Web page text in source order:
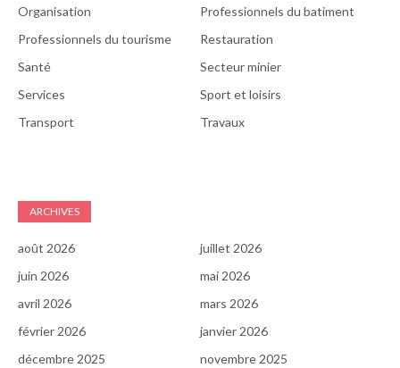
Organisation
Professionnels du batiment
Professionnels du tourisme
Restauration
Santé
Secteur minier
Services
Sport et loisirs
Transport
Travaux
ARCHIVES
août 2026
juillet 2026
juin 2026
mai 2026
avril 2026
mars 2026
février 2026
janvier 2026
décembre 2025
novembre 2025